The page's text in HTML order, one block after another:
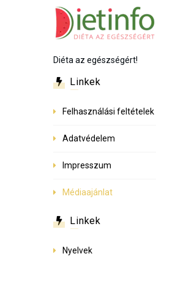
Diéta az egészségért!
Linkek
Felhasználási feltételek
Adatvédelem
Impresszum
Médiaajánlat
Linkek
Nyelvek